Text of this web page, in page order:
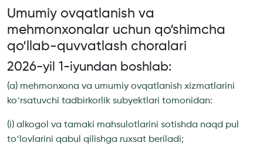
Umumiy ovqatlanish va
mehmonxonalar uchun qo‘shimcha
qo‘llab-quvvatlash choralari
2026-yil 1-iyundan boshlab:
(a) mehmonxona va umumiy ovqatlanish xizmatlarini
koʻrsatuvchi tadbirkorlik subyektlari tomonidan:
(i) alkogol va tamaki mahsulotlarini sotishda naqd pul
toʻlovlarini qabul qilishga ruxsat beriladi;